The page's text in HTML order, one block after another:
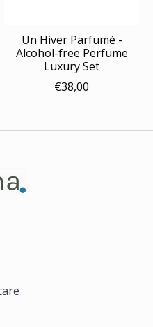
Un Hiver Parfumé -
Alcohol-free Perfume
Luxury Set
€38,00